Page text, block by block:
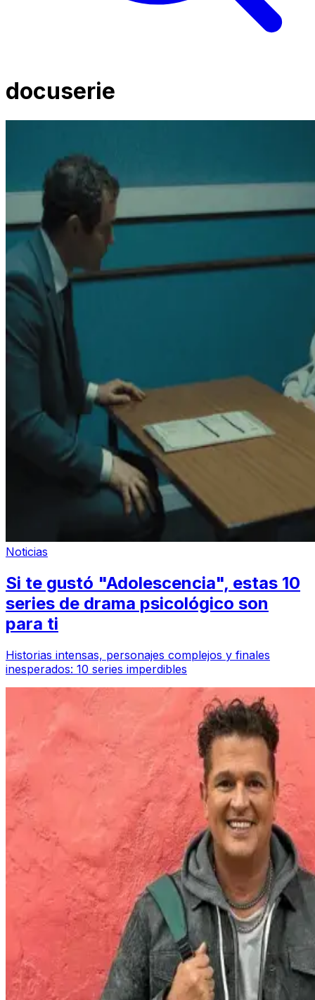
docuserie
Noticias
Si te gustó "Adolescencia", estas 10
series de drama psicológico son
para ti
Historias intensas, personajes complejos y finales
inesperados: 10 series imperdibles